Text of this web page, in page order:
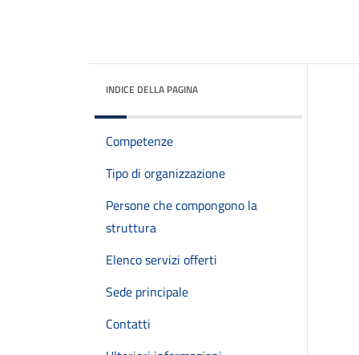
INDICE DELLA PAGINA
Competenze
Tipo di organizzazione
Persone che compongono la
struttura
Elenco servizi offerti
Sede principale
Contatti